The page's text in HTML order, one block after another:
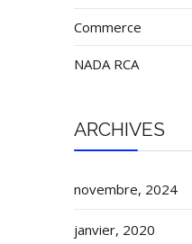
Commerce
NADA RCA
ARCHIVES
novembre, 2024
janvier, 2020